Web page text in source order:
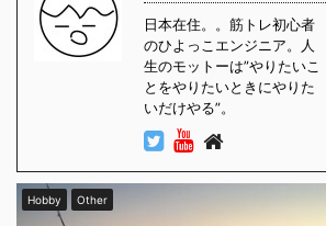
日本在住。。筋トレ初心者
のひよっこエンジニア。人
生のモットーは”やりたいこ
とをやりたいときにやりた
いだけやる”。
Hobby Other